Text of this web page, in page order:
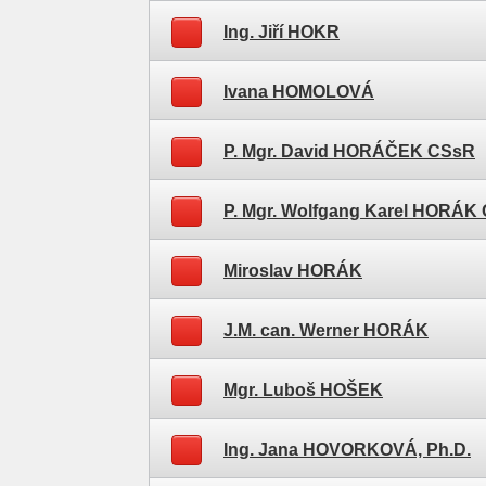
Ing. Jiří HOKR
Ivana HOMOLOVÁ
P. Mgr. David HORÁČEK CSsR
P. Mgr. Wolfgang Karel HORÁK
Miroslav HORÁK
J.M. can. Werner HORÁK
Mgr. Luboš HOŠEK
Ing. Jana HOVORKOVÁ, Ph.D.